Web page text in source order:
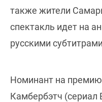
также жители
спектакль идет на
русскими
Номинант на
Камбербэтч (сериал